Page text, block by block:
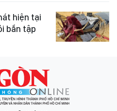
hiện tại
bắn tập